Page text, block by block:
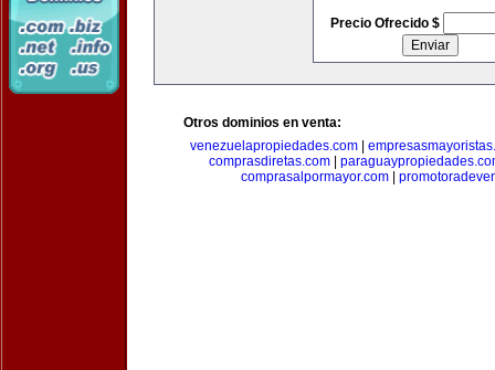
Precio Ofrecido $
Otros dominios en venta:
venezuelapropiedades.com|
comprasdiretas.com
comprasalpormayor.com|